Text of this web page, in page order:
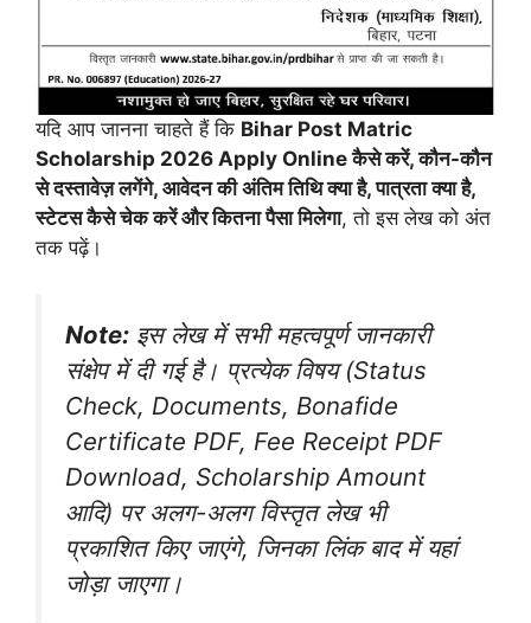
यदि आप जानना चाहते हैं कि Bihar Post Matric
Scholarship 2026 Apply Online कैसे करें, कौन-कौन
से दस्तावेज़ लगेंगे, आवेदन की अंतिम तिथि क्या है, पात्रता क्या है,
स्टेटस कैसे चेक करें और कितना पैसा मिलेगा, तो इस लेख को अंत
तक पढ़ें।
Note: इस लेख में सभी महत्वपूर्ण जानकारी
संक्षेप में दी गई है। प्रत्येक विषय (Status
Check, Documents, Bonafide
Certificate PDF, Fee Receipt PDF
Download, Scholarship Amount
आदि) पर अलग-अलग विस्तृत लेख भी
प्रकाशित किए जाएंगे, जिनका लिंक बाद में यहां
जोड़ा जाएगा।